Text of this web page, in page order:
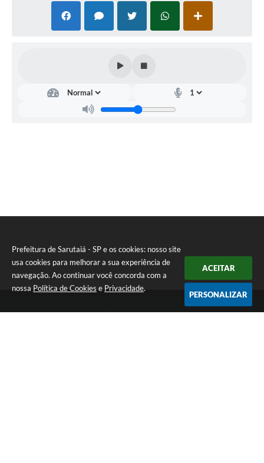
Prefeitura de Sarutaiá - SP e os cookies: nosso site
usa cookies para melhorar a sua experiência de
navegação. Ao continuar você concorda com a
nossa Política de Cookies e Privacidade.
ACEITAR
PERSONALIZAR
Telefone: (14) 33871900